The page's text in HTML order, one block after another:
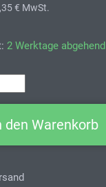
€ MwSt.
2 Werktage abgehend
den Warenkorb